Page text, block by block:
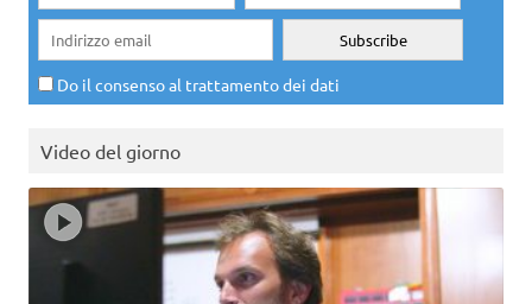
Do il consenso al trattamento dei dati
Video del giorno